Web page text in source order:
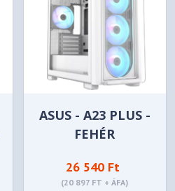
ASUS - A23 PLUS -
FEHÉR
26 540 Ft
(20 897 FT + ÁFA)